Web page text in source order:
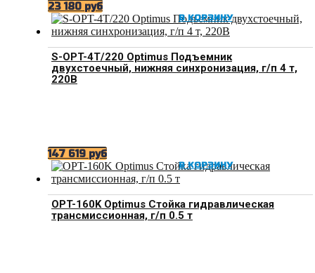
23 180 руб
В КОРЗИНУ
S-OPT-4T/220 Optimus Подъемник
двухстоечный, нижняя синхронизация, г/п 4 т,
220В
147 619 руб
В КОРЗИНУ
OPT-160K Optimus Стойка гидравлическая
трансмиссионная, г/п 0.5 т